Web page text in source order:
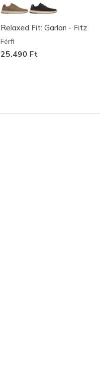
Relaxed Fit: Garlan - Fitz
Férfi
25.490 Ft